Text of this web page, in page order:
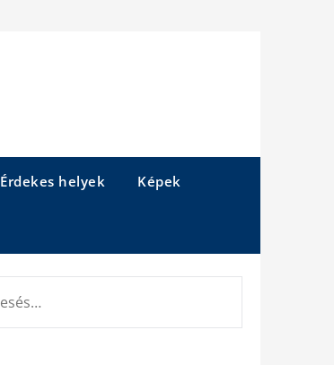
Érdekes helyek Képek